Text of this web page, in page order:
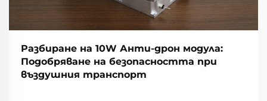
Разбиране на 10W Анти-дрон модула:
Подобряване на безопасността при
въздушния транспорт